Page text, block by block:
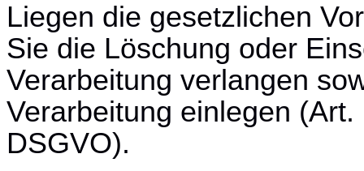
Liegen die gesetzlichen
Sie die Löschung oder
Verarbeitung verlangen
Verarbeitung einlegen
DSGVO).